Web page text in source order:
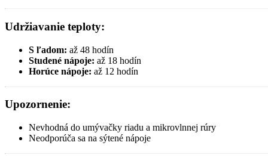
Udržiavanie teploty:
S ľadom: až 48 hodín
Studené nápoje: až 18 hodín
Horúce nápoje: až 12 hodín
Upozornenie:
Nevhodná do umývačky riadu a mikrovlnnej rúry
Neodporúča sa na sýtené nápoje